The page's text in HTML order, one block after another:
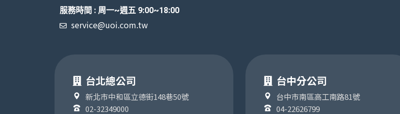
服務時間 : 周一~週五 9:00~18:00
service@uoi.com.tw
台北總公司
新北市中和區立德街148巷50號
02-32349000
台中分公司
台中市南區高工南路81號
04-22626799